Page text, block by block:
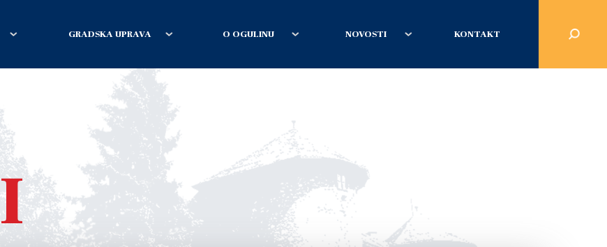
GRADSKA UPRAVA O OGULINU NOVOSTI KONTAKT